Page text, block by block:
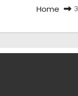
Home